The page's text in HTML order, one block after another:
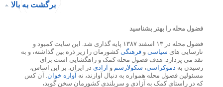
برگشت به بالا
فضول محله را بهتر بشناسید
فضول محله در ۱۳ اسفند ۱۳۸۷ پایه گذاری شد. این سایت کمبود و
نارسایی های سیاسی و فرهنگیکشورمان را زیر ذره بین گذاشته، و به
نقد می پردازد. هدف فضول محله کمک و راهگشایی است برای
رسیدن به دموکراسی، سکولارسم و آزادی در ایران. بر این اساس،
مسئولین فضول محله همواره به دنبال آوازند، نه آوازه خوان. آن کس
که در راستای کمک به آزادی و سربلندی کشورمان سخن گوید،